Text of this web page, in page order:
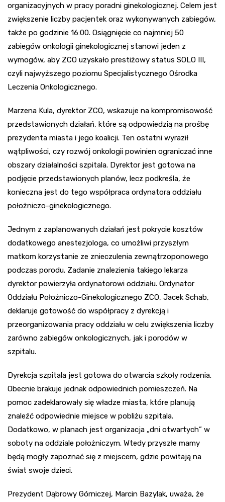
organizacyjnych w pracy poradni ginekologicznej. Celem jest
zwiększenie liczby pacjentek oraz wykonywanych zabiegów,
także po godzinie 16:00. Osiągnięcie co najmniej 50
zabiegów onkologii ginekologicznej stanowi jeden z
wymogów, aby ZCO uzyskało prestiżowy status SOLO III,
czyli najwyższego poziomu Specjalistycznego Ośrodka
Leczenia Onkologicznego.
Marzena Kula, dyrektor ZCO, wskazuje na kompromisowość
przedstawionych działań, które są odpowiedzią na prośbę
prezydenta miasta i jego koalicji. Ten ostatni wyraził
wątpliwości, czy rozwój onkologii powinien ograniczać inne
obszary działalności szpitala. Dyrektor jest gotowa na
podjęcie przedstawionych planów, lecz podkreśla, że
konieczna jest do tego współpraca ordynatora oddziału
położniczo-ginekologicznego.
Jednym z zaplanowanych działań jest pokrycie kosztów
dodatkowego anestezjologa, co umożliwi przyszłym
matkom korzystanie ze znieczulenia zewnątrzoponowego
podczas porodu. Zadanie znalezienia takiego lekarza
dyrektor powierzyła ordynatorowi oddziału. Ordynator
Oddziału Położniczo-Ginekologicznego ZCO, Jacek Schab,
deklaruje gotowość do współpracy z dyrekcją i
przeorganizowania pracy oddziału w celu zwiększenia liczby
zarówno zabiegów onkologicznych, jak i porodów w
szpitalu.
Dyrekcja szpitala jest gotowa do otwarcia szkoły rodzenia.
Obecnie brakuje jednak odpowiednich pomieszczeń. Na
pomoc zadeklarowały się władze miasta, które planują
znaleźć odpowiednie miejsce w pobliżu szpitala.
Dodatkowo, w planach jest organizacja „dni otwartych” w
soboty na oddziale położniczym. Wtedy przyszłe mamy
będą mogły zapoznać się z miejscem, gdzie powitają na
świat swoje dzieci.
Prezydent Dąbrowy Górniczej, Marcin Bazylak, uważa, że